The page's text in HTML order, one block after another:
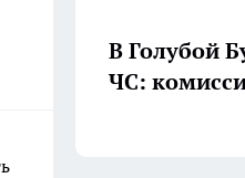
В Голубой
ЧС: